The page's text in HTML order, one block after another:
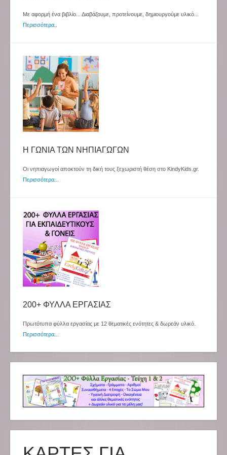
Με αφορμή ένα βιβλίο... Διαβάζουμε, προτείνουμε, δημιουργούμε υλικό...
Περισσότερα
Η ΓΩΝΙΑ ΤΩΝ ΝΗΠΙΑΓΩΓΩΝ
Οι νηπιαγωγοί αποκτούν τη δική τους ξεχωριστή θέση στο KindyKids.gr.
Περισσότερα...
200+ ΦΥΛΛΑ ΕΡΓΑΣΙΑΣ
Πρωτότυπα φύλλα εργασίας με 12 θεματικές ενότητες & δωρεάν υλικό.
Περισσότερα...